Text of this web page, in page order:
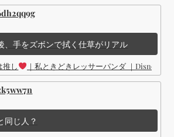
、手をズボンで拭く仕草がリアル
推し ｜私ときどきレッサーパンダ ｜Disney (
同じ人？